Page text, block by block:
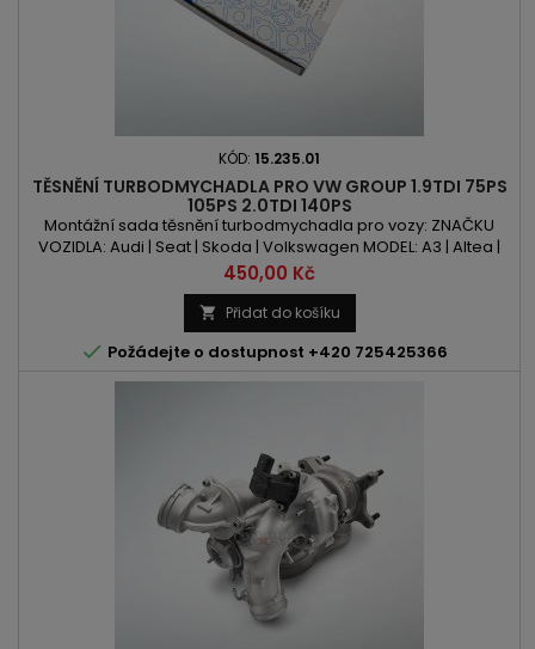
KÓD: 15.235.01
TĚSNĚNÍ TURBODMYCHADLA PRO VW GROUP 1.9TDI 75PS
105PS 2.0TDI 140PS
Montážní sada těsnění turbodmychadla pro vozy: ZNAČKU
VOZIDLA: Audi | Seat | Skoda | Volkswagen MODEL: A3 | Altea |
Leon | Toledo | Fabia | Octavia | Roomster | Superb | Caddy |
Golf | Jetta | Passat | Polo | Touran KÓD MOTORU: BLS | BMM |
BMP | BSU | BVD OBSAH: 1896ccm 1.9TDI | 1968ccm 2.0TDI
VÝKON: 75PS / 55kW | 105PS / 77kW | 140PS / 103kW
Cena
450,00 Kč
 Přidat do košíku
 Požádejte o dostupnost +420 725425366